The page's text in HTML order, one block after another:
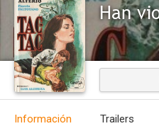
Información Trailers